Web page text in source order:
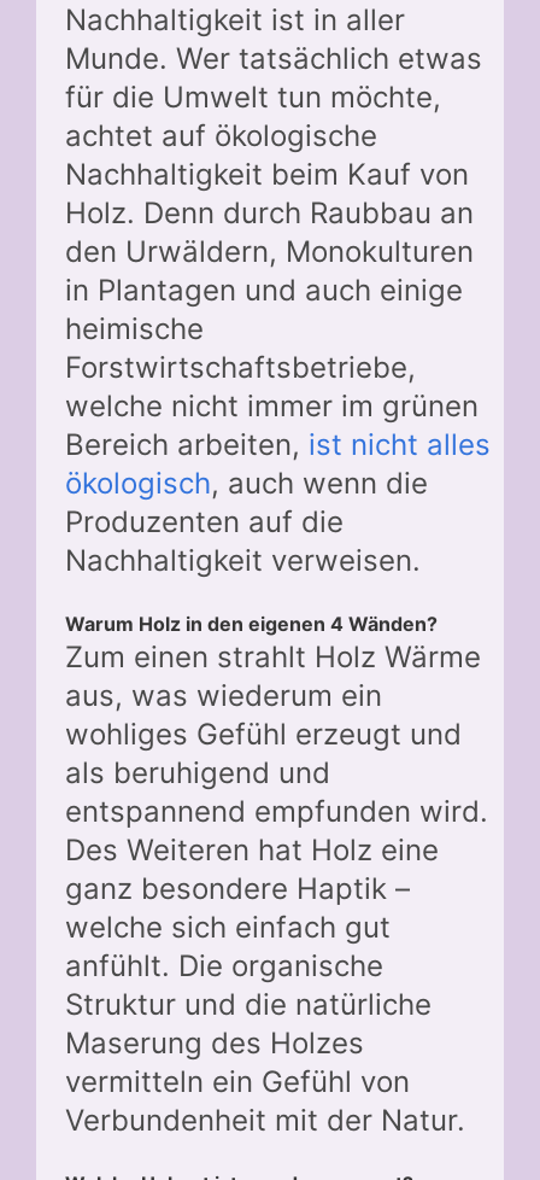
Nachhaltigkeit ist in aller
Munde. Wer tatsächlich etwas
für die Umwelt tun möchte,
achtet auf ökologische
Nachhaltigkeit beim Kauf von
Holz. Denn durch Raubbau an
den Urwäldern, Monokulturen
in Plantagen und auch einige
heimische
Forstwirtschaftsbetriebe,
welche nicht immer im grünen
Bereich arbeiten, ist nicht alles
ökologisch, auch wenn die
Produzenten auf die
Nachhaltigkeit verweisen.
Warum Holz in den eigenen 4 Wänden?
Zum einen strahlt Holz Wärme
aus, was wiederum ein
wohliges Gefühl erzeugt und
als beruhigend und
entspannend empfunden wird.
Des Weiteren hat Holz eine
ganz besondere Haptik –
welche sich einfach gut
anfühlt. Die organische
Struktur und die natürliche
Maserung des Holzes
vermitteln ein Gefühl von
Verbundenheit mit der Natur.